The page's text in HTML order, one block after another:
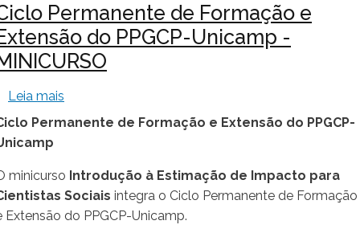
Permanente de Formação e
do PPGCP-Unicamp -
Leia mais
Permanente de Formação e Extensão do PPGCP-
minicurso Introdução à Estimação de Impacto para
Sociais integra o Ciclo Permanente de Formação
Extensão do PPGCP-Unicamp.